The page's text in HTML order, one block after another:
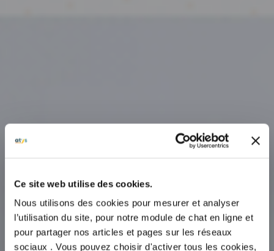
Ce site web utilise des cookies.
Nous utilisons des cookies pour mesurer et analyser
l’utilisation du site, pour notre module de chat en ligne et
pour partager nos articles et pages sur les réseaux
sociaux . Vous pouvez choisir d'activer tous les cookies,